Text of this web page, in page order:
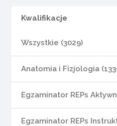
Kwalifikacje
Wszystkie (3029)
Anatomia i Fizjologia
Egzaminator REPs
Egzaminator REPs